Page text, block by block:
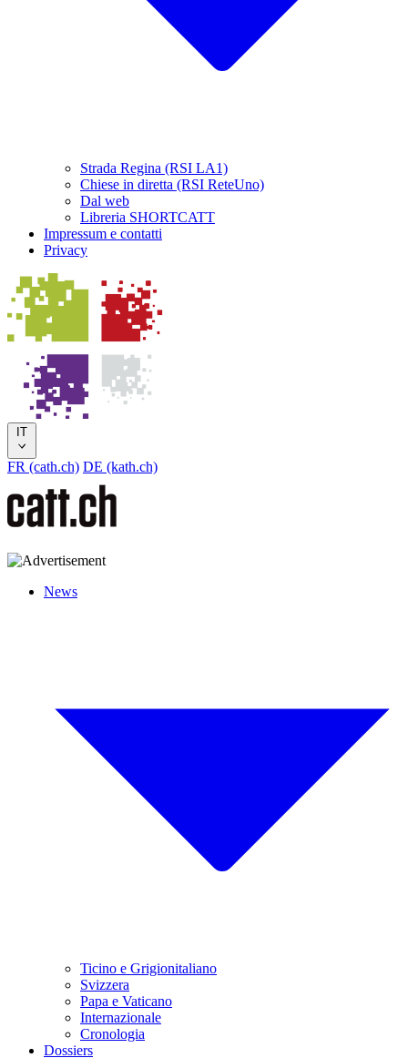
Strada Regina (RSI LA1)
Chiese in diretta (RSI ReteUno)
Dal web
Libreria SHORTCATT
Impressum e contatti
Privacy
IT
FR (cath.ch) DE (kath.ch)
News
Ticino e Grigionitaliano
Svizzera
Papa e Vaticano
Internazionale
Cronologia
Dossiers